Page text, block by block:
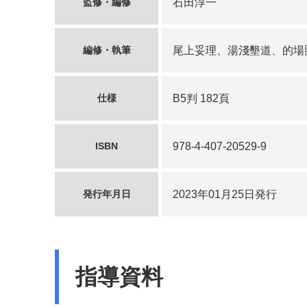
編修・執筆 尾上妥理、湯淺墾道、的
仕様 B5判 182頁
ISBN 978-4-407-20529-9
発行年月日 2023年01月25日発行
指導資料